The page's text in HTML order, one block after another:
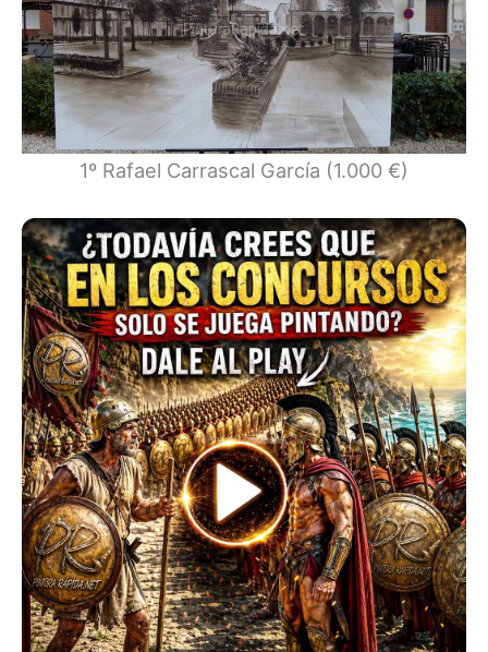
1º Rafael Carrascal García (1.000 €)